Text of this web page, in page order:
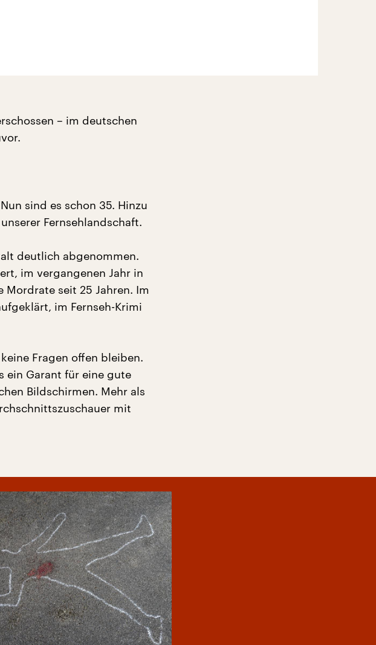
– im deutschen
sind es schon 35. Hinzu
Fernsehlandschaft.
deutlich abgenommen.
im vergangenen Jahr in
seit 25 Jahren. Im
im Fernseh-Krimi
Fragen offen bleiben.
ein Garant für eine gute
Bildschirmen. Mehr als
mit